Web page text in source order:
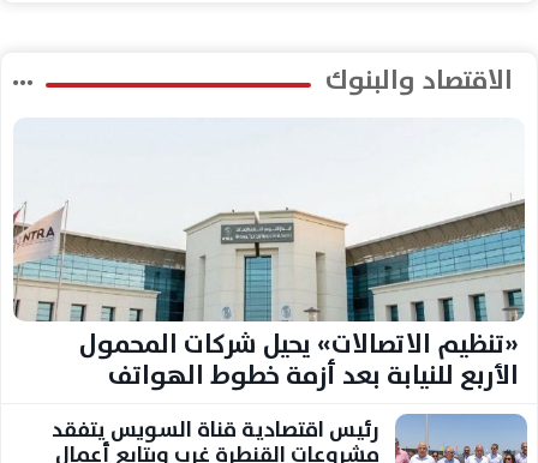
الاقتصاد والبنوك
«تنظيم الاتصالات» يحيل شركات المحمول
الأربع للنيابة بعد أزمة خطوط الهواتف
رئيس اقتصادية قناة السويس يتفقد
مشروعات القنطرة غرب ويتابع أعمال